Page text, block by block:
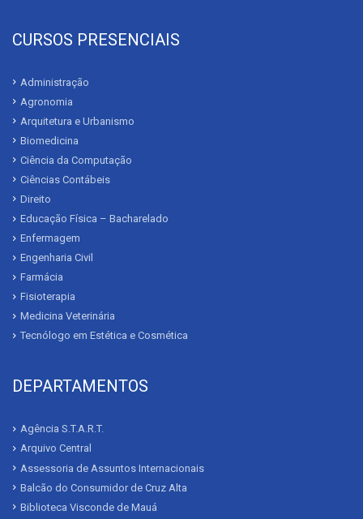
CURSOS PRESENCIAIS
Administração
Agronomia
Arquitetura e Urbanismo
Biomedicina
Ciência da Computação
Ciências Contábeis
Direito
Educação Física – Bacharelado
Enfermagem
Engenharia Civil
Farmácia
Fisioterapia
Medicina Veterinária
Tecnólogo em Estética e Cosmética
DEPARTAMENTOS
Agência S.T.A.R.T.
Arquivo Central
Assessoria de Assuntos Internacionais
Balcão do Consumidor de Cruz Alta
Biblioteca Visconde de Mauá